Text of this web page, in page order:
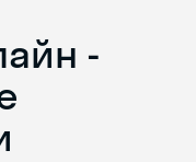
-